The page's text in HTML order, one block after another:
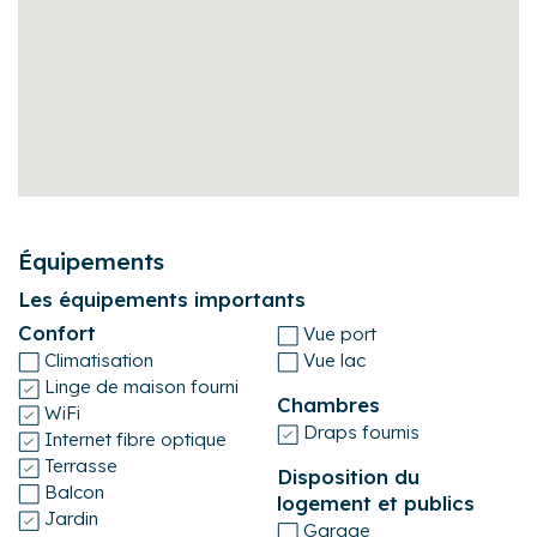
Équipements
Les équipements importants
Confort
Vue port